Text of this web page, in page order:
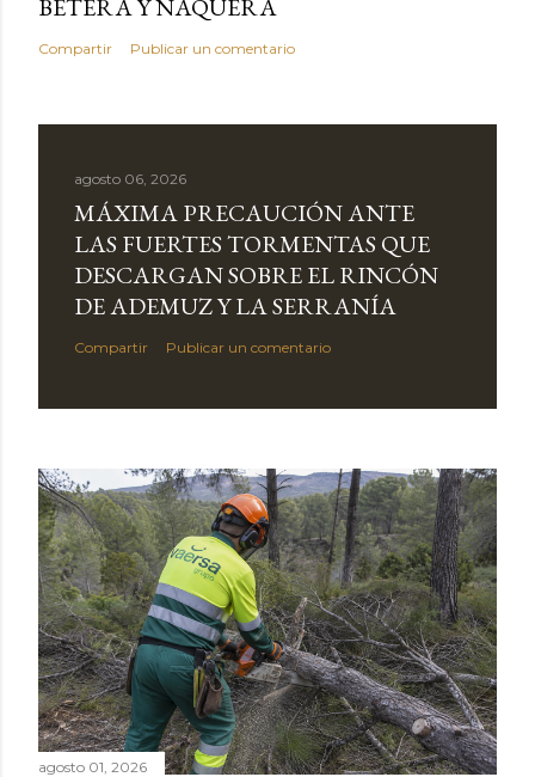
BÉTERA Y NÀQUERA
Compartir Publicar un comentario
agosto 06, 2026
MÁXIMA PRECAUCIÓN ANTE
LAS FUERTES TORMENTAS QUE
DESCARGAN SOBRE EL RINCÓN
DE ADEMUZ Y LA SERRANÍA
Compartir Publicar un comentario
agosto 01, 2026